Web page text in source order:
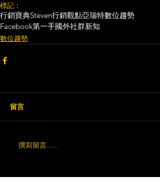
標記：
行銷寶典Steven行銷觀點亞瑞特數位趨勢
Facebook第一手國外社群新知
數位趨勢
留言
撰寫留言......